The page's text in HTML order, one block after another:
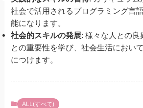
社会で活用されるプログラミング言
能になります。
社会的スキルの発展: 様々な人との良
との重要性を学び、社会生活におい
につけます。
ALL(すべて)